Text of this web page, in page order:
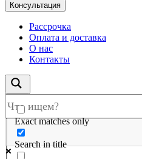
Консультация
Рассрочка
Оплата и доставка
О нас
Контакты
Exact matches only
Search in title